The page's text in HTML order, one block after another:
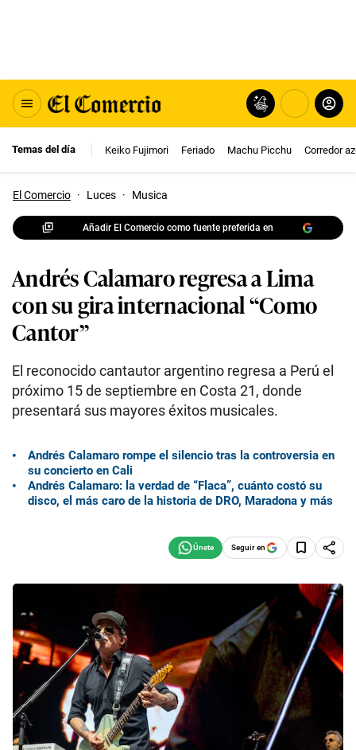
Temas del día Keiko Fujimori Feriado Machu Picchu Corredor
El Comercio · Luces · Musica
Añadir El Comercio como fuente preferida en
Andrés Calamaro regresa a Lima
con su gira internacional “Como
Cantor”
El reconocido cantautor argentino regresa a Perú el
próximo 15 de septiembre en Costa 21, donde
presentará sus mayores éxitos musicales.
Andrés Calamaro rompe el silencio tras la controversia en
su concierto en Cali
Andrés Calamaro: la verdad de “Flaca”, cuánto costó su
disco, el más caro de la historia de DRO, Maradona y más
Seguir en